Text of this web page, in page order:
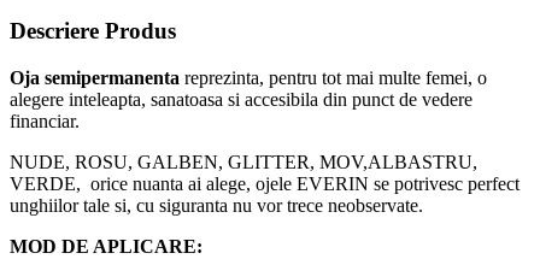
Descriere Produs
Oja semipermanenta reprezinta, pentru tot mai multe femei, o
alegere inteleapta, sanatoasa si accesibila din punct de vedere
financiar.
NUDE, ROSU, GALBEN, GLITTER, MOV,ALBASTRU,
VERDE, orice nuanta ai alege, ojele EVERIN se potrivesc perfect
unghiilor tale si, cu siguranta nu vor trece neobservate.
MOD DE APLICARE: